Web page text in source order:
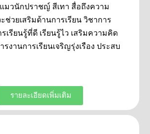
มวนักปราชญ์ สีเทา สื่อถึงความ
ช่วยเสริมด้านการเรียน วิชาการ
เรียนรู้ที่ดี เรียนรู้ไว เสริมความคิด
รงานการเรียนเจริญรุ่งเรือง ประสบ
รายละเอียดเพิ่มเติม